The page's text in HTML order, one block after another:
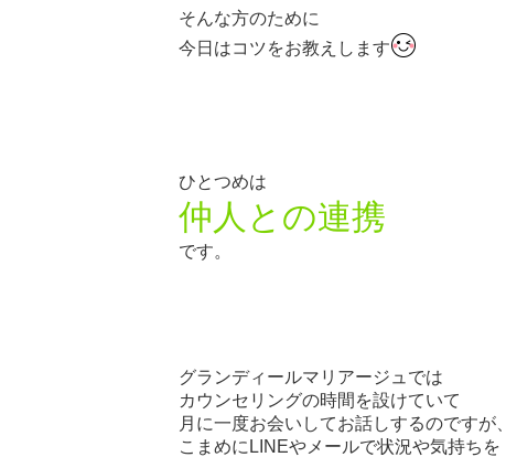
そんな方のために
今日はコツをお教えします
ひとつめは
仲人との連携
です。
グランディールマリアージュでは
カウンセリングの時間を設けていて
月に一度お会いしてお話しするのですが、
こまめにLINEやメールで状況や気持ちを